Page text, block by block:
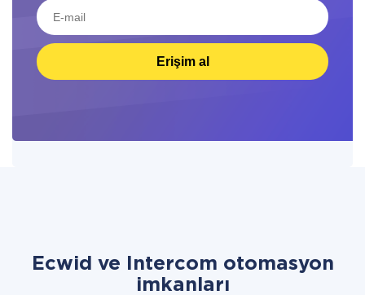
Erişim al
Ecwid ve Intercom otomasyon
imkanları